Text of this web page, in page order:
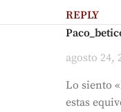
REPLY
agosto 24,
Lo siento
estas